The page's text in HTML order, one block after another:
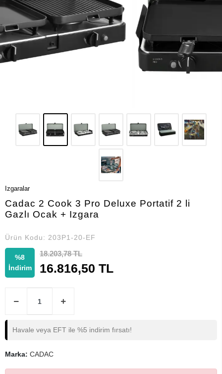
Izgaralar
Cadac 2 Cook 3 Pro Deluxe Portatif 2 li
Gazlı Ocak + Izgara
Ürün Kodu: 203P1-20-EF
%8
İndirim
18.203,78 TL
16.816,50 TL
Havale veya EFT ile %5 indirim fırsatı!
Marka: CADAC